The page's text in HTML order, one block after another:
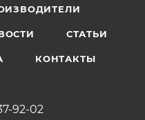
СТАТЬИ
КОНТАКТЫ
92-02